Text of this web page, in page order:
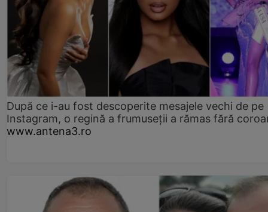
După ce i-au fost descoperite mesajele vechi de pe
Instagram, o regină a frumuseții a rămas fără
www.antena3.ro